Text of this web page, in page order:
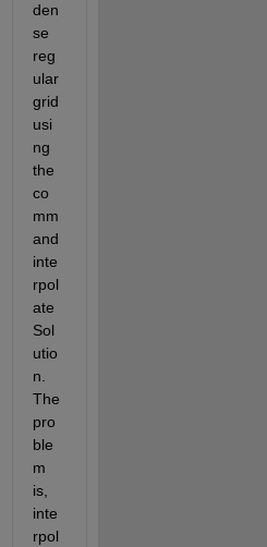
den
se
reg
ular
grid
usi
ng
the
co
mm
and
inte
rpol
ate
Sol
utio
n.
The
pro
ble
m
is,
inte
rpol